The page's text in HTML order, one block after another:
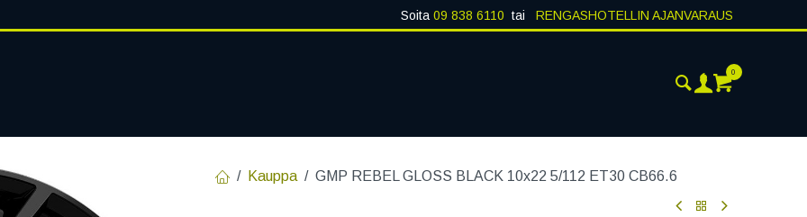
Soita 09 838 6110 tai RENGASHOTELLIN AJANVARAUS
0
Kauppa GMP REBEL GLOSS BLACK 10x22 5/112 ET30 CB66.6